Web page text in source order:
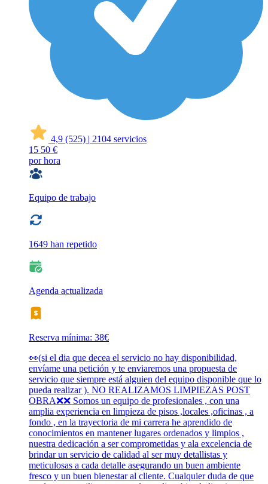
4,9 (525) | 2104 servicios
15 50 €
por hora
Equipo de trabajo
1649 han repetido
Agenda actualizada
Reserva mínima: 38€
👀(si el dia que decea el servicio no hay disponibilidad,
envíame una petición y te enviaremos una propuesta de
servicio que siempre está alguien del equipo disponible que lo
pueda realizar ). NO REALIZAMOS LIMPIEZAS POST
OBRA❌️❌️ Somos un equipo de profesionales , con una
amplia experiencia en limpieza de pisos ,locales ,oficinas , a
fondo , en la trayectoria de mi carrera he aprendido de
conocimientos en mantener lugares ordenados y limpios ,
nuestra dedicación a ser comprometidas y ala excelencia de
brindar un servicio de calidad al ser muy detallistas y
meticulosas a cada detalle asegurando un buen ambiente
fresco y un buen bienestar al cliente. Cualquier duda de que